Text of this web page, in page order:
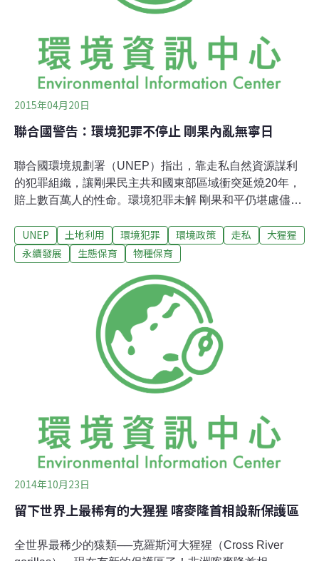
團體之間的論戰焦點。
2015年04月20日
聯合國警告：環境犯罪不停止 剛果內亂無寧日
聯合國環境規劃署（UNEP）指出，靠走私自然資源謀利
的犯罪組織，讓剛果民主共和國東部區域衝突延燒20年，
賠上數百萬人的性命。環境犯罪未解 剛果和平仍堪慮儘管
民主共和國政府仍面臨跨國武裝犯罪集團政治叛亂和大規
模自然資源走私的威脅。UNEP 16日發表的報告指出，每
野生動物製品遭到剝奪，走私至衝突區域外和東剛果周邊
地區。證據顯示，至少有25個威脅東剛果和平穩定的武裝
集團從中獲利。報告呼籲，以聯合行動遏止走私和武裝犯
罪集團。自然資源走私 98%「供養」跨國犯罪集團這份報
告由UNEP、MONUSCO和大湖區特使辦事處
（OSESG）共同編撰，蒐集來自聯合國毒品和犯罪問題
辦事處、國際刑警組織、聯合國剛果民主共和國專家小
估計，走私獲利的10至30%─
UNEP 土地利用 環境犯罪 環境政策 走私
大猩猩
永續發展
生態保育 物種保育
2014年10月23日
留下世界上最稀有的大猩猩 喀麥隆首相設新保護區
全世界最稀少的猿類──克羅斯河大猩猩（Cross River